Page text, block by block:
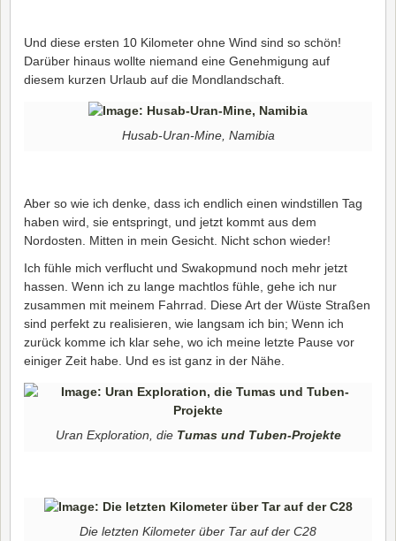
Und diese ersten 10 Kilometer ohne Wind sind so schön!
Darüber hinaus wollte niemand eine Genehmigung auf
diesem kurzen Urlaub auf die Mondlandschaft.
Husab-Uran-Mine, Namibia
Aber so wie ich denke, dass ich endlich einen windstillen Tag
haben wird, sie entspringt, und jetzt kommt aus dem
Nordosten. Mitten in mein Gesicht. Nicht schon wieder!
Ich fühle mich verflucht und Swakopmund noch mehr jetzt
hassen. Wenn ich zu lange machtlos fühle, gehe ich nur
zusammen mit meinem Fahrrad. Diese Art der Wüste Straßen
sind perfekt zu realisieren, wie langsam ich bin; Wenn ich
zurück komme ich klar sehe, wo ich meine letzte Pause vor
einiger Zeit habe. Und es ist ganz in der Nähe.
Uran Exploration, die Tumas und Tuben-Projekte
Die letzten Kilometer über Tar auf der C28